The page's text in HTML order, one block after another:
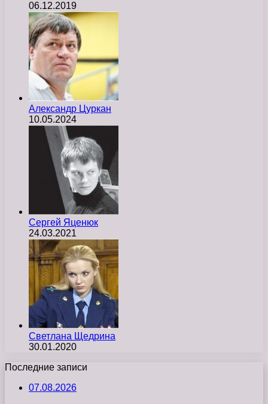
06.12.2019
Александр Цуркан
10.05.2024
Сергей Яценюк
24.03.2021
Светлана Щедрина
30.01.2020
Последние записи
07.08.2026